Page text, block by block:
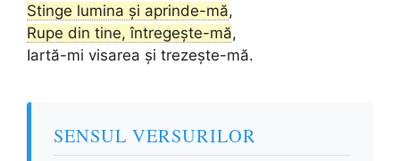
Stinge lumina și aprinde-mă,
Rupe din tine, întregește-mă,
Iartă-mi visarea și trezește-mă.
SENSUL VERSURILOR